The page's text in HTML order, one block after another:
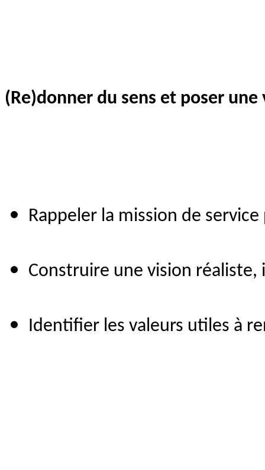
(Re)donner du sens et poser
Rappeler la mission de
Construire une vision
Identifier les valeurs utiles à